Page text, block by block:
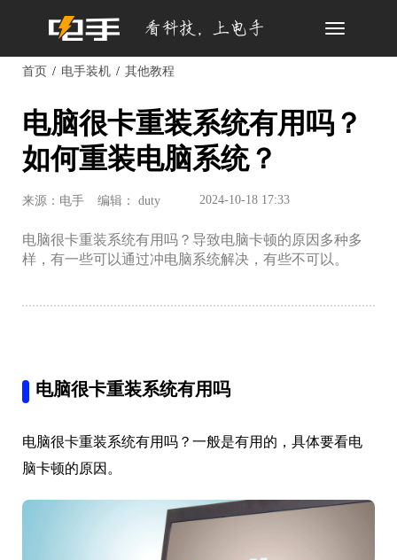
Toggle
首页 电手装机 其他教程
电脑很卡重装系统有用吗？
如何重装电脑系统？
来源：电手 编辑： duty 2024-10-18 17:33
电脑很卡重装系统有用吗？导致电脑卡顿的原因多种多
样，有一些可以通过冲电脑系统解决，有些不可以。
电脑很卡重装系统有用吗
电脑很卡重装系统有用吗？一般是有用的，具体要看电
脑卡顿的原因。